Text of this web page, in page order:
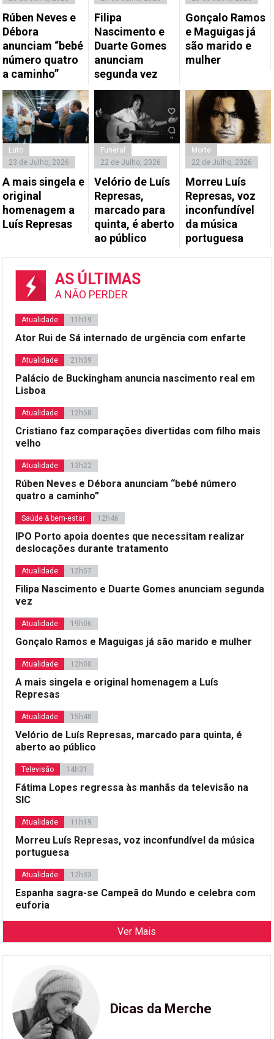
Rúben Neves e
Débora
anunciam “bebé
número quatro
a caminho”
Filipa
Nascimento e
Duarte Gomes
anunciam
segunda vez
Gonçalo Ramos
e Maguigas já
são marido e
mulher
Luto
23 de Julho, 2026
A mais singela e
original
homenagem a
Luís Represas
Funeral
22 de Julho, 2026
Velório de Luís
Represas,
marcado para
quinta, é aberto
ao público
Morte
22 de Julho, 2026
Morreu Luís
Represas, voz
inconfundível
da música
portuguesa
AS ÚLTIMAS
A NÃO PERDER
Atualidade 11h19
Ator Rui de Sá internado de urgência com enfarte
Atualidade 21h39
Palácio de Buckingham anuncia nascimento real em
Lisboa
Atualidade 12h58
Cristiano faz comparações divertidas com filho mais
velho
Atualidade 13h22
Rúben Neves e Débora anunciam “bebé número
quatro a caminho”
Saúde & bem-estar 12h46
IPO Porto apoia doentes que necessitam realizar
deslocações durante tratamento
Atualidade 12h57
Filipa Nascimento e Duarte Gomes anunciam segunda
vez
Atualidade 19h06
Gonçalo Ramos e Maguigas já são marido e mulher
Atualidade 12h00
A mais singela e original homenagem a Luís
Represas
Atualidade 15h48
Velório de Luís Represas, marcado para quinta, é
aberto ao público
Televisão 14h31
Fátima Lopes regressa às manhãs da televisão na
SIC
Atualidade 11h19
Morreu Luís Represas, voz inconfundível da música
portuguesa
Atualidade 12h33
Espanha sagra-se Campeã do Mundo e celebra com
euforia
Ver Mais
Dicas da Merche